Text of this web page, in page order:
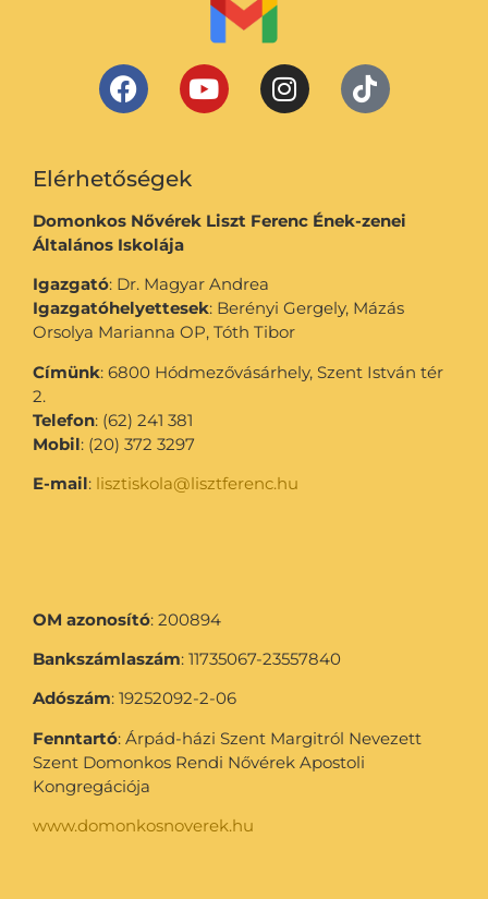
Elérhetőségek
Domonkos Nővérek Liszt Ferenc Ének-zenei
Általános Iskolája
Igazgató: Dr. Magyar Andrea
Igazgatóhelyettesek: Berényi Gergely, Mázás
Orsolya Marianna OP, Tóth Tibor
Címünk: 6800 Hódmezővásárhely, Szent István tér
2.
Telefon: (62) 241 381
Mobil: (20) 372 3297
E-mail: lisztiskola@lisztferenc.hu
OM azonosító: 200894
Bankszámlaszám: 11735067-23557840
Adószám: 19252092-2-06
Fenntartó: Árpád-házi Szent Margitról Nevezett
Szent Domonkos Rendi Nővérek Apostoli
Kongregációja
www.domonkosnoverek.hu